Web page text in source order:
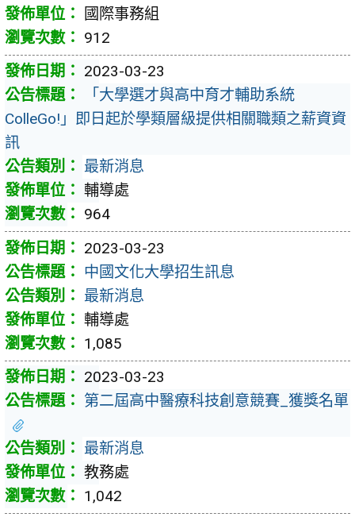
國際事務組
912
2023-03-23
「大學選才與高中育才輔助系統
ColleGo!」即日起於學類層級提供相關職類之薪資資
訊
最新消息
輔導處
964
2023-03-23
中國文化大學招生訊息
最新消息
輔導處
1,085
2023-03-23
第二屆高中醫療科技創意競賽_獲獎名單
最新消息
教務處
1,042